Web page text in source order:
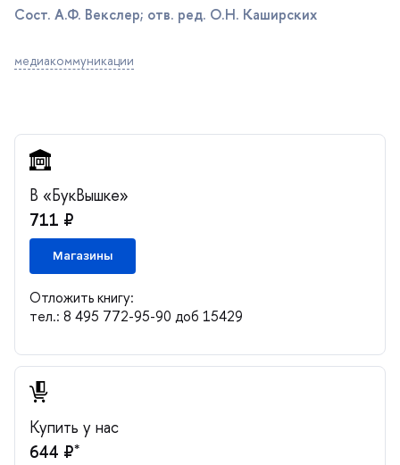
Cост. А.Ф. Векслер; отв. ред. О.Н. Каширских
медиакоммуникации
«БукВышке»
711 ₽
Магазины
Отложить книгу:
тел.: 8 495 772-95-90 доб 15429
Купить у нас
644 ₽*